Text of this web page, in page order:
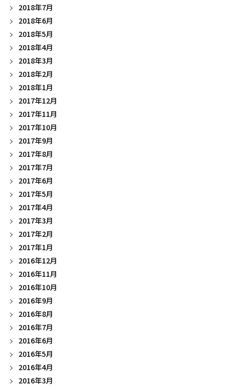
2018年7月
2018年6月
2018年5月
2018年4月
2018年3月
2018年2月
2018年1月
2017年12月
2017年11月
2017年10月
2017年9月
2017年8月
2017年7月
2017年6月
2017年5月
2017年4月
2017年3月
2017年2月
2017年1月
2016年12月
2016年11月
2016年10月
2016年9月
2016年8月
2016年7月
2016年6月
2016年5月
2016年4月
2016年3月